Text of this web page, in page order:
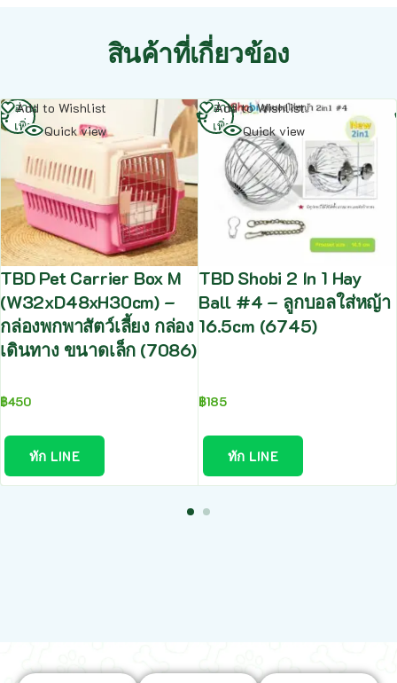
สินค้าที่เกี่ยวข้อง
Add to Wishlist
Quick view
TBD Pet Carrier Box M
(W32xD48xH30cm) –
กล่องพกพาสัตว์เลี้ยง กล่อง
เดินทาง ขนาดเล็ก (7086)
฿450
ทัก LINE
อ่าน
เพิ่ม
Add to Wishlist
Quick view
TBD Shobi 2 In 1 Hay
Ball #4 – ลูกบอลใส่หญ้า
16.5cm (6745)
฿185
ทัก LINE
อ่าน
เพิ่ม